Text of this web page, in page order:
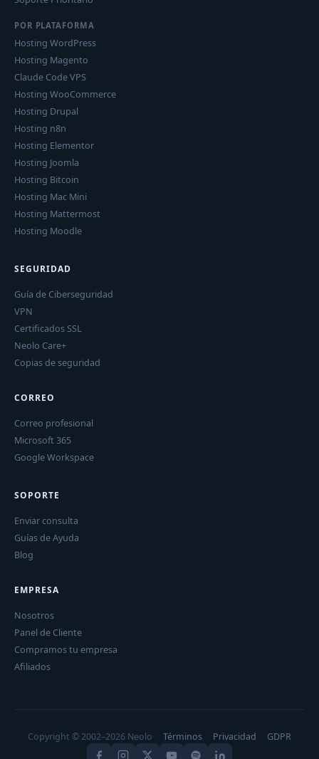
POR PLATAFORMA
Hosting WordPress
Hosting Magento
Claude Code VPS
Hosting WooCommerce
Hosting Drupal
Hosting n8n
Hosting Elementor
Hosting Joomla
Hosting Bitcoin
Hosting Mac Mini
Hosting Mattermost
Hosting Moodle
SEGURIDAD
Guía de Ciberseguridad
VPN
Certificados SSL
Neolo Care+
Copias de seguridad
CORREO
Correo profesional
Microsoft 365
Google Workspace
SOPORTE
Enviar consulta
Guías de Ayuda
Blog
EMPRESA
Nosotros
Panel de Cliente
Compramos tu empresa
Afiliados
Copyright © 2002–2026 Neolo Términos Privacidad GDPR